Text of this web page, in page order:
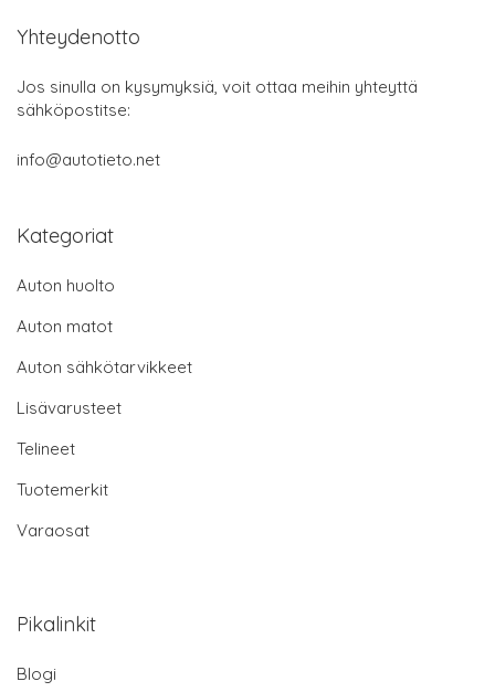
Yhteydenotto
Jos sinulla on kysymyksiä, voit ottaa meihin yhteyttä
sähköpostitse:
info@autotieto.net
Kategoriat
Auton huolto
Auton matot
Auton sähkötarvikkeet
Lisävarusteet
Telineet
Tuotemerkit
Varaosat
Pikalinkit
Blogi